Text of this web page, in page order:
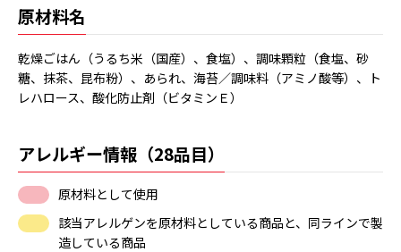
原材料名
乾燥ごはん（うるち米（国産）、食塩）、調味顆粒（食塩、砂
糖、抹茶、昆布粉）、あられ、海苔／調味料（アミノ酸等）、ト
レハロース、酸化防止剤（ビタミンＥ）
アレルギー情報（28品目）
原材料として使用
該当アレルゲンを原材料としている商品と、同ラインで製
造している商品